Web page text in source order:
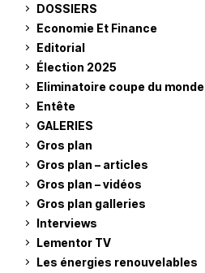
DOSSIERS
Economie Et Finance
Editorial
Élection 2025
Eliminatoire coupe du monde
Entête
GALERIES
Gros plan
Gros plan – articles
Gros plan – vidéos
Gros plan galleries
Interviews
Lementor TV
Les énergies renouvelables